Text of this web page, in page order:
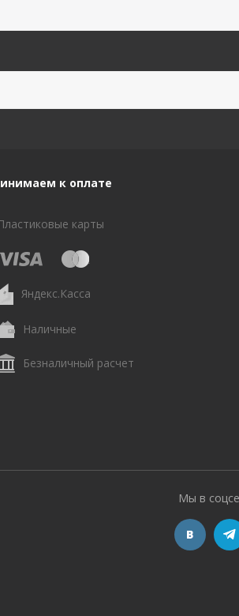
к оплате
карты
Яндекс.Касса
Наличные
Безналичный расчет
Мы в